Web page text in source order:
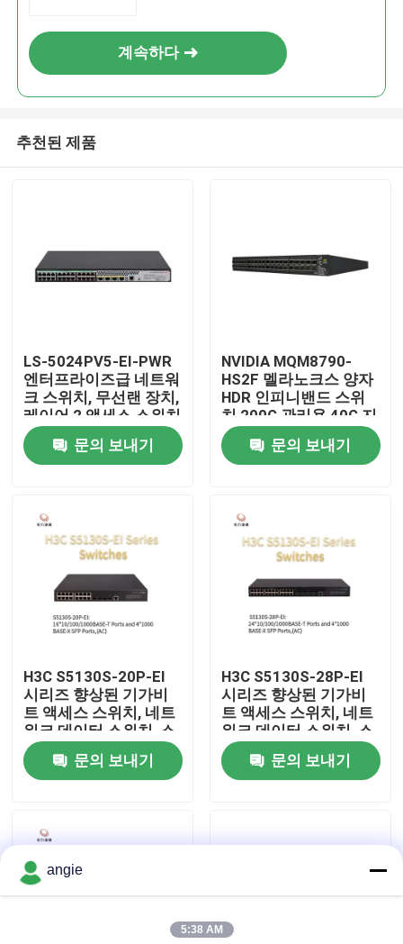
집
우리 에 관한 것
공장 견학
저희와 연락
뉴스
VR Show
계속하다
추천된 제품
LS-5024PV5-EI-PWR
엔터프라이즈급 네트워
크 스위치, 무선랜 장치,
레이어 2 액세스 스위치
문의 보내기
NVIDIA MQM8790-
HS2F 멜라노크스 양자
HDR 인피니밴드 스위
치 200G 관리용 40G 지
능형
문의 보내기
H3C S5130S-20P-EI
시리즈 향상된 기가비
트 액세스 스위치, 네트
워크 데이터 스위치, 스
마트 네트워크 스위치
문의 보내기
H3C S5130S-28P-EI
시리즈 향상된 기가비
트 액세스 스위치, 네트
워크 데이터 스위치, 스
마트 네트워크 스위치
문의 보내기
angie
5:38 AM